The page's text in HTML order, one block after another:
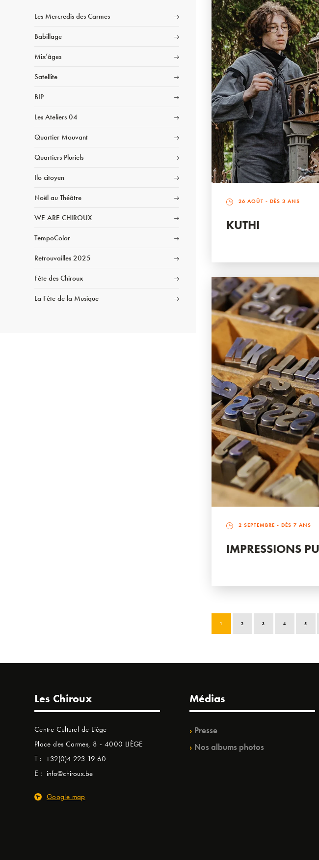
Les Mercredis des Carmes
Babillage
Mix’âges
Satellite
BIP
Les Ateliers 04
Quartier Mouvant
Quartiers Pluriels
Ilo citoyen
Noël au Théâtre
WE ARE CHIROUX
TempoColor
Retrouvailles 2025
Fête des Chiroux
La Fête de la Musique
26 AOÛT - DÈS 3 ANS
KUTHI
2 SEPTEMBRE - DÈS 7 ANS
IMPRESSIONS
1 2 3 4 5
Les Chiroux
Centre Culturel de Liège
Place des Carmes, 8 - 4000 LIÈGE
T : +32(0)4 223 19 60
E : info@chiroux.be
Google map
Médias
Presse
Nos albums photos